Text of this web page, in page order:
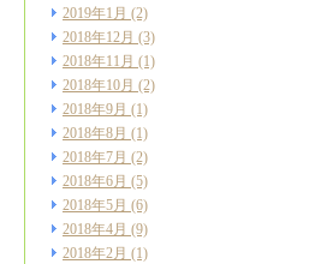
2019年1月 (2)
2018年12月 (3)
2018年11月 (1)
2018年10月 (2)
2018年9月 (1)
2018年8月 (1)
2018年7月 (2)
2018年6月 (5)
2018年5月 (6)
2018年4月 (9)
2018年2月 (1)